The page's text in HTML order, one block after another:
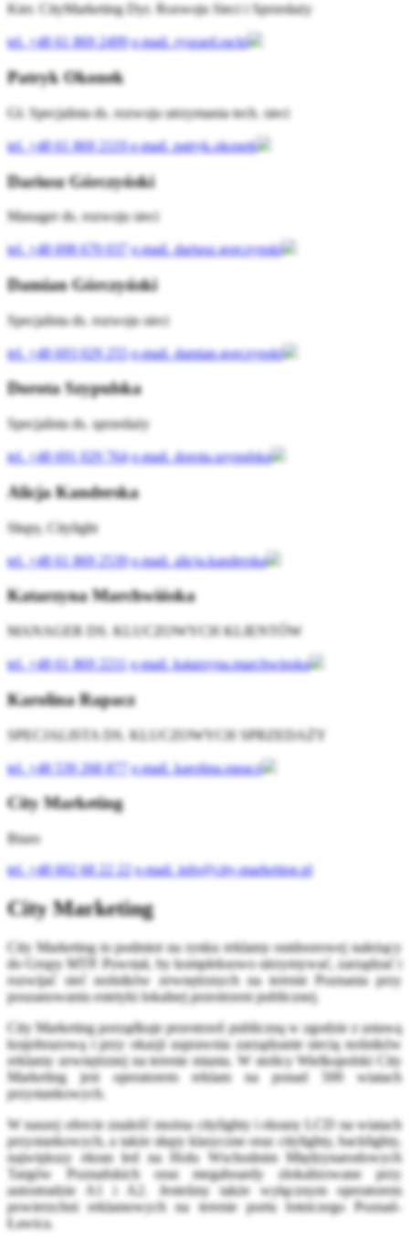
Kier. CityMarketing Dyr. Rozwoju Sieci i Sprzedaży
tel.+48 61 869 2499 e-mail.ryszard.racki
Patryk Okonek
Gł. Specjalista ds. rozwoju utrzymania tech. sieci
tel.+48 61 869 2119e-mail.patryk.okonek
Dariusz Górczyński
Manager ds. rozwoju sieci
tel.+48 698 670 037 e-mail.dariusz.gorczynski
Damian Górczyński
Specjalista ds. rozwoju sieci
tel.+48 693 029 255 e-mail.damian.gorczynski
Dorota Szypulska
Specjalista ds. sprzedaży
tel.+48 691 029 764 e-mail.dorota.szypulska
Alicja Kanderska
Słupy, Citylight
tel.+48 61 869 2539 e-mail.alicja.kanderska
Katarzyna Marchwińska
MANAGER DS. KLUCZOWYCH KLIENTÓW
tel.+48 61 869 2211 e-mail.katarzyna.marchwinska
Karolina Rapacz
SPECJALISTA DS. KLUCZOWYCH SPRZEDAŻY
tel.+48 539 268 877 e-mail.karolina.rapacz
City Marketing
Biuro
tel.+48 602 68 22 22 e-mail.info@city-marketing.pl
City Marketing
City Marketing to podmiot na rynku reklamy outdoorowej należący
do Grupy MTP. Powstał, by kompleksowo utrzymywać, zarządzać i
rozwijać sieć nośników zewnętrznych na terenie Poznania przy
poszanowaniu estetyki lokalnej przestrzeni publicznej.
City Marketing porządkuje przestrzeń publiczną w zgodzie z ustawą
krajobrazową i przy okazji usprawnia zarządzanie siecią nośników
reklamy zewnętrznej na terenie miasta. W stolicy Wielkopolski City
Marketing jest operatorem reklam na ponad 500 wiatach
przystankowych.
W naszej ofercie znaleźć można citylighty i ekrany LCD na wiatach
przystankowych, a także słupy klasyczne oraz citylighty, backlighty,
największy ekran led na Holu Wschodnim Międzynarodowych
Targów Poznańskich oraz megaboardy zlokalizowane przy
autostradzie A1 i A2. Jesteśmy także wyłącznym operatorem
powierzchni reklamowych na terenie portu lotniczego Poznań-
Ławica.